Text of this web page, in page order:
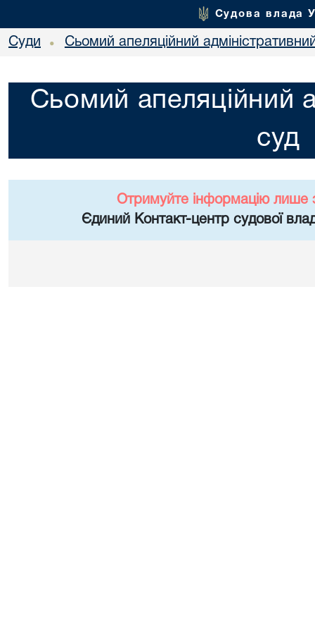
Судова влада
Суди • Сьомий апеляційний
Сьомий апеляційний
суд
Отримуйте інформацію лише
Єдиний Контакт-центр судової